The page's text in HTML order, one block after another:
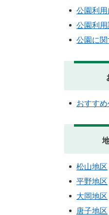
公園利
公園利
公園に
おすす
松山地区
平野地区
大岡地区
唐子地区